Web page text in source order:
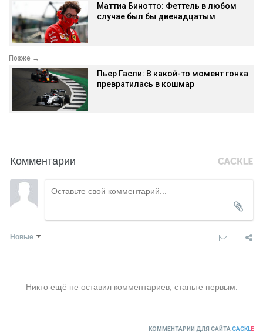
Маттиа Бинотто: Феттель в любом
случае был бы двенадцатым
Позже →
Пьер Гасли: В какой-то момент гонка
превратилась в кошмар
Комментарии
Новые
Никто ещё не оставил комментариев, станьте первым.
КОММЕНТАРИИ ДЛЯ САЙТА CACKLE